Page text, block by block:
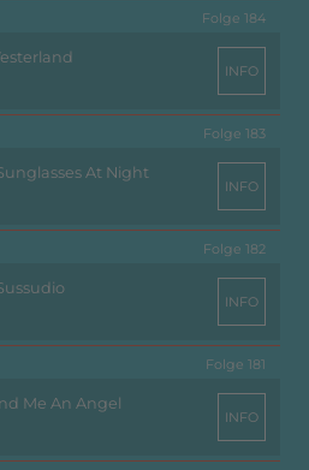
Folge 184
INFO
Folge 183
At Night
INFO
Folge 182
INFO
Folge 181
Me An Angel
INFO